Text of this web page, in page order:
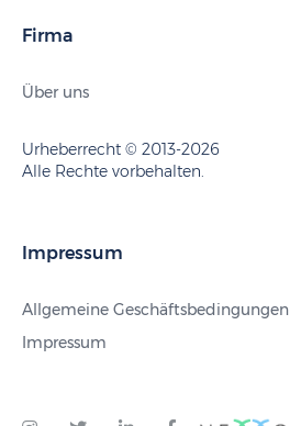
Firma
Über uns
Urheberrecht © 2013-2026
Alle Rechte vorbehalten.
Impressum
Allgemeine Geschäftsbedingungen
Impressum